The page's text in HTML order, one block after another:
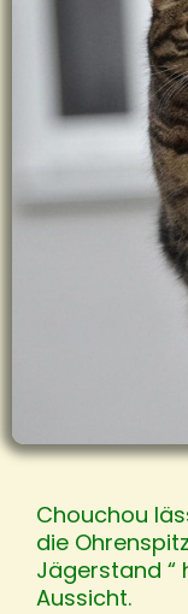
Chouchou
die
Jägerstand “
Aussicht.